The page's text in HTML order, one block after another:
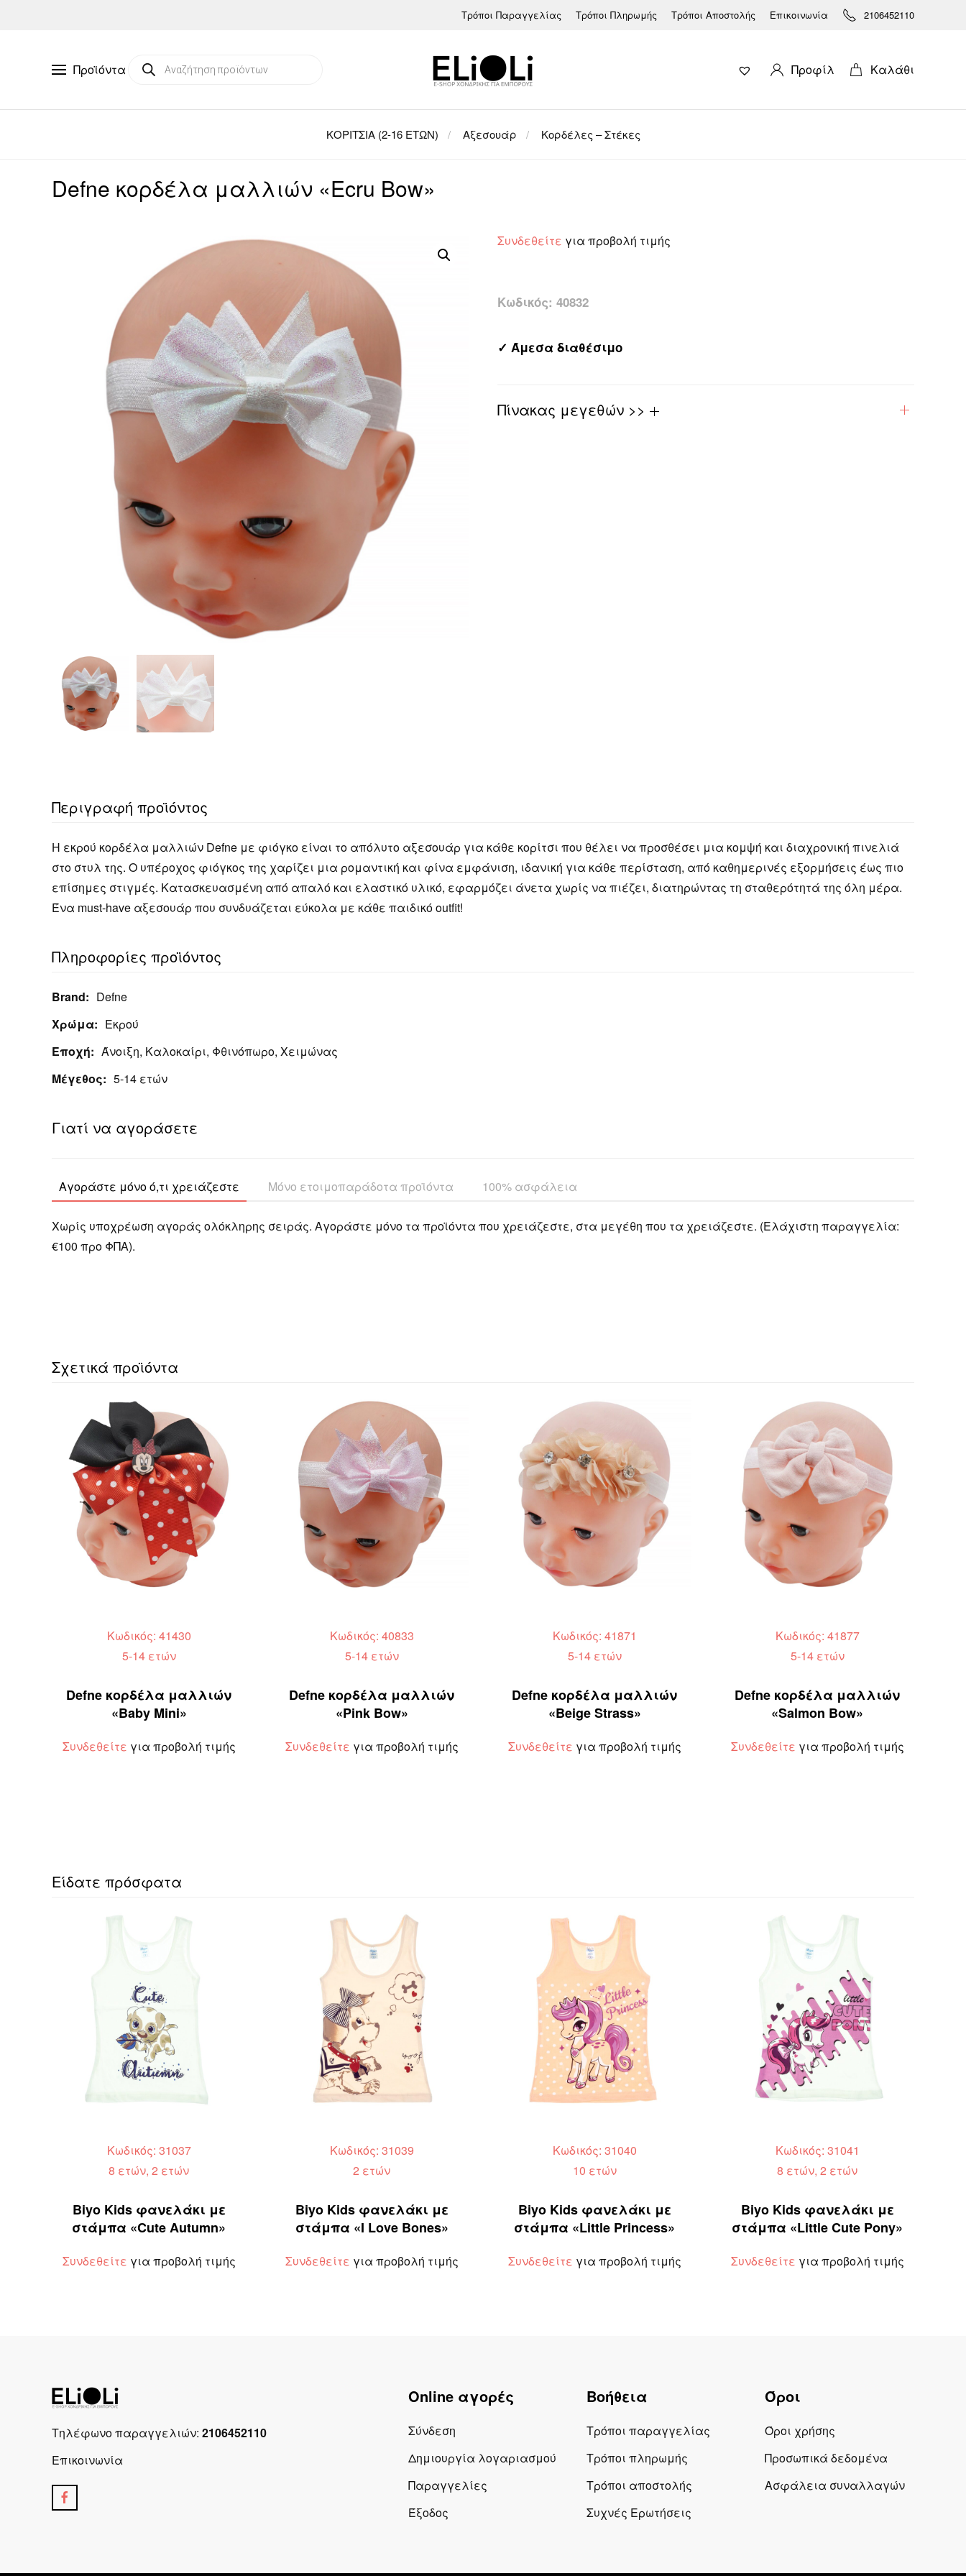
Τρόποι Παραγγελίας Τρόποι Πληρωμής Τρόποι Αποστολής Επικοινωνία 2106452110
Προϊόντα
Products
search Προφίλ Καλάθι
ΚΟΡΙΤΣΙΑ (2-16 ΕΤΩΝ) Αξεσουάρ Κορδέλες – Στέκες
Defne κορδέλα μαλλιών «Ecru Bow»
Συνδεθείτε για προβολή τιμής
Κωδικός: 40832
✓ Άμεσα διαθέσιμο
Πίνακας μεγεθών >>
Περιγραφή προϊόντος
Η εκρού κορδέλα μαλλιών Defne με φιόγκο είναι το απόλυτο αξεσουάρ για κάθε κορίτσι που θέλει να προσθέσει μια κομψή και διαχρονική πινελιά
στο στυλ της. Ο υπέροχος φιόγκος της χαρίζει μια ρομαντική και φίνα εμφάνιση, ιδανική για κάθε περίσταση, από καθημερινές εξορμήσεις έως πιο
επίσημες στιγμές. Κατασκευασμένη από απαλό και ελαστικό υλικό, εφαρμόζει άνετα χωρίς να πιέζει, διατηρώντας τη σταθερότητά της όλη μέρα.
Ένα must-have αξεσουάρ που συνδυάζεται εύκολα με κάθε παιδικό outfit!
Πληροφορίες προϊόντος
Brand: Defne
Χρώμα: Εκρού
Εποχή: Άνοιξη, Καλοκαίρι, Φθινόπωρο, Χειμώνας
Μέγεθος: 5-14 ετών
Γιατί να αγοράσετε
Αγοράστε μόνο ό,τι χρειάζεστε Μόνο ετοιμοπαράδοτα προϊόντα 100% ασφάλεια
Χωρίς υποχρέωση αγοράς ολόκληρης σειράς. Αγοράστε μόνο τα προϊόντα που χρειάζεστε, στα μεγέθη που τα χρειάζεστε. (Ελάχιστη παραγγελία:
€100 προ ΦΠΑ).
Σχετικά προϊόντα
Κωδικός: 41430
5-14 ετών
Defne κορδέλα μαλλιών
«Baby Mini»
Συνδεθείτε για προβολή τιμής
Κωδικός: 40833
5-14 ετών
Defne κορδέλα μαλλιών
«Pink Bow»
Συνδεθείτε για προβολή τιμής
Κωδικός: 41871
5-14 ετών
Defne κορδέλα μαλλιών
«Beige Strass»
Συνδεθείτε για προβολή τιμής
Κωδικός: 41877
5-14 ετών
Defne κορδέλα μαλλιών
«Salmon Bow»
Συνδεθείτε για προβολή τιμής
Είδατε πρόσφατα
Κωδικός: 31037
8 ετών, 2 ετών
Biyo Kids φανελάκι με
στάμπα «Cute Autumn»
Συνδεθείτε για προβολή τιμής
Κωδικός: 31039
2 ετών
Biyo Kids φανελάκι με
στάμπα «I Love Bones»
Συνδεθείτε για προβολή τιμής
Κωδικός: 31040
10 ετών
Biyo Kids φανελάκι με
στάμπα «Little Princess»
Συνδεθείτε για προβολή τιμής
Κωδικός: 31041
8 ετών, 2 ετών
Biyo Kids φανελάκι με
στάμπα «Little Cute Pony»
Συνδεθείτε για προβολή τιμής
Τηλέφωνο παραγγελιών: 2106452110
Επικοινωνία
Online αγορές
Σύνδεση
Δημιουργία λογαριασμού
Παραγγελίες
Έξοδος
Βοήθεια
Τρόποι παραγγελίας
Τρόποι πληρωμής
Τρόποι αποστολής
Συχνές Ερωτήσεις
Όροι
Όροι χρήσης
Προσωπικά δεδομένα
Ασφάλεια συναλλαγών